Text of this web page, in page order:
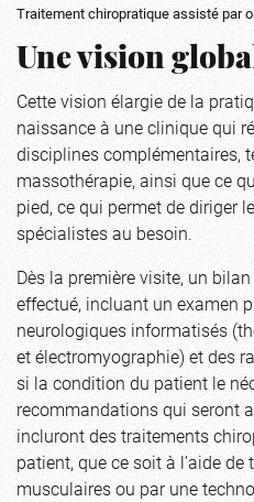
Traitement chiropratique assisté par
Une vision
Cette vision élargie de la
naissance à une clinique qui
disciplines complémentaires,
massothérapie, ainsi que ce
pied, ce qui permet de diriger
spécialistes au besoin.
Dès la première visite, un
effectué, incluant un examen
neurologiques informatisés
et électromyographie) et des
si la condition du patient le
recommandations qui seront
incluront des traitements
patient, que ce soit à l’aide
musculaires ou par une